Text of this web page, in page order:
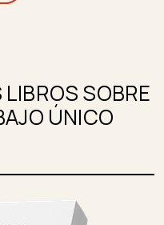
SOBRE
ÚNICO